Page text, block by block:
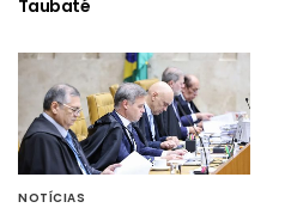
Taubaté
NOTÍCIAS